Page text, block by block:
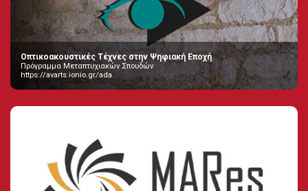
Οπτικοακουστικές Τέχνες στην Ψηφιακή Εποχή
Πρόγραμμα Μεταπτυχιακών Σπουδών
https://avarts.ionio.gr/ada